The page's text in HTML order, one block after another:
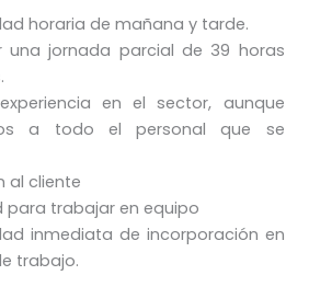
horaria de mañana y tarde.
una jornada parcial de 39 horas
en el sector, aunque
a todo el personal que se
al cliente
para trabajar en equipo
inmediata de incorporación en
trabajo.